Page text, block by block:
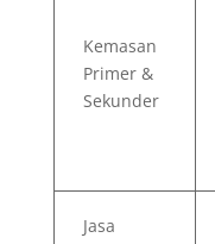
Kemasan
Primer &
Sekunder
Jasa